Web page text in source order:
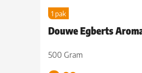
1 pak
Douwe Egberts
500 Gram